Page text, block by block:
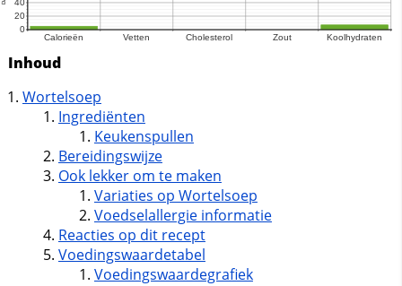
Inhoud
Wortelsoep
Ingrediënten
Keukenspullen
Bereidingswijze
Ook lekker om te maken
Variaties op Wortelsoep
Voedselallergie informatie
Reacties op dit recept
Voedingswaardetabel
Voedingswaardegrafiek